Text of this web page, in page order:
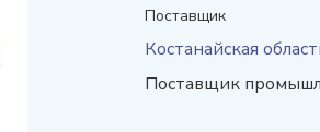
Поставщик
Костанайская
Поставщик